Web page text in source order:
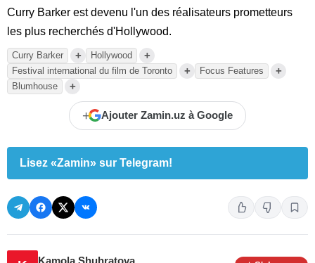
Curry Barker est devenu l'un des réalisateurs prometteurs
les plus recherchés d'Hollywood.
Curry Barker + Hollywood +
Festival international du film de Toronto + Focus Features +
Blumhouse +
+ Ajouter Zamin.uz à Google
Lisez «Zamin» sur Telegram!
Kamola Shuhratova